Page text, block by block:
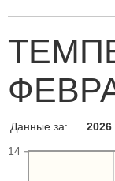
Данные за: 2026
14